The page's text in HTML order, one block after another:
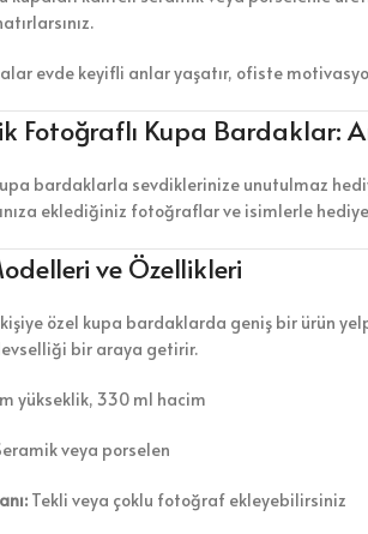
evde keyifli anlar yaşatır, ofiste
Fotoğraflı Kupa Bardaklar:
bardaklarla sevdiklerinize unutulmaz
eklediğiniz fotoğraflar ve isimlerle
ve Özellikleri
özel kupa bardaklarda geniş bir ürün
bir araya getirir.
yükseklik, 330 ml hacim
veya porselen
Tekli veya çoklu fotoğraf ekleyebilirsiniz